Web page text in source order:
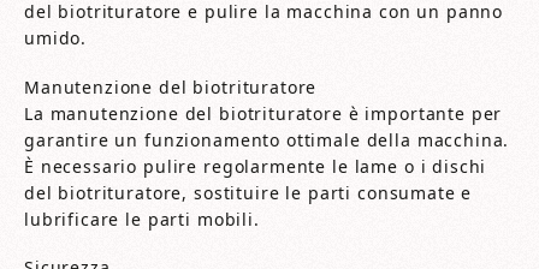
del biotrituratore e pulire la macchina con un panno
umido.
Manutenzione del biotrituratore
La manutenzione del biotrituratore è importante per
garantire un funzionamento ottimale della macchina.
È necessario pulire regolarmente le lame o i dischi
del biotrituratore, sostituire le parti consumate e
lubrificare le parti mobili.